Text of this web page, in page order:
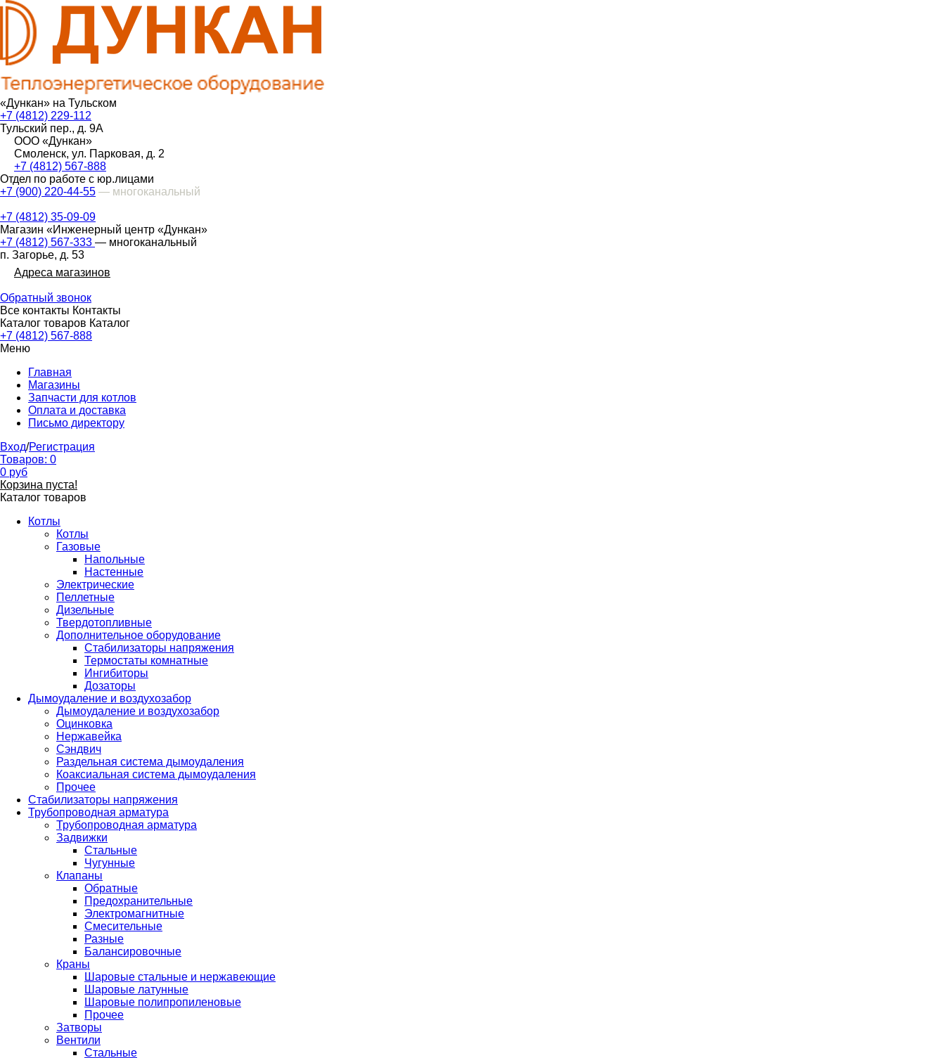
«Дункан» на Тульском
+7 (4812) 229-112
Тульский пер., д. 9А
ООО «Дункан»
Смоленск, ул. Парковая, д. 2
+7 (4812) 567-888
Отдел по работе с юр.лицами
+7 (900) 220-44-55 — многоканальный
+7 (4812) 35-09-09
Магазин «Инженерный центр «Дункан»
+7 (4812) 567-333 — многоканальный
п. Загорье, д. 53
Адреса магазинов
Обратный звонок
Все контакты Контакты
Каталог товаров Каталог
+7 (4812) 567-888
Меню
Главная
Магазины
Запчасти для котлов
Оплата и доставка
Письмо директору
Вход/Регистрация
Товаров: 0
0 руб
Корзина пуста!
Каталог товаров
Котлы
Котлы
Газовые
Напольные
Настенные
Электрические
Пеллетные
Дизельные
Твердотопливные
Дополнительное оборудование
Стабилизаторы напряжения
Термостаты комнатные
Ингибиторы
Дозаторы
Дымоудаление и воздухозабор
Дымоудаление и воздухозабор
Оцинковка
Нержавейка
Сэндвич
Раздельная система дымоудаления
Коаксиальная система дымоудаления
Прочее
Стабилизаторы напряжения
Трубопроводная арматура
Трубопроводная арматура
Задвижки
Стальные
Чугунные
Клапаны
Обратные
Предохранительные
Электромагнитные
Смесительные
Разные
Балансировочные
Краны
Шаровые стальные и нержавеющие
Шаровые латунные
Шаровые полипропиленовые
Прочее
Затворы
Вентили
Стальные